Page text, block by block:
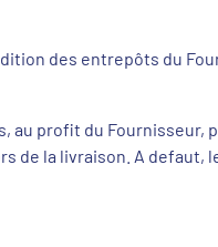
des entrepôts du
au profit du Fournisseur,
de la livraison. A defaut,